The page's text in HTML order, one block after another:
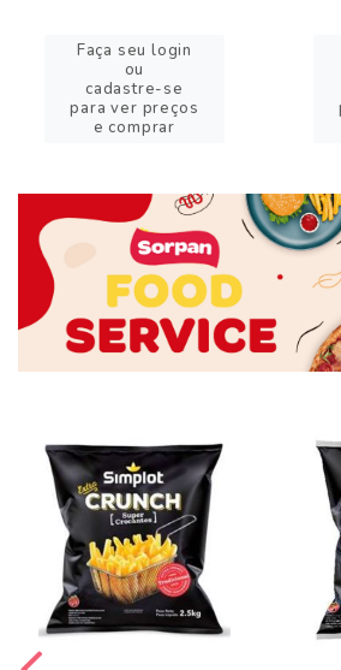
Faça seu login
ou
cadastre-se
para ver preços
e comprar